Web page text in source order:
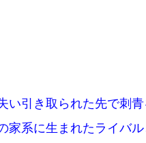
引き取られた先で刺
家系に生まれたライバ